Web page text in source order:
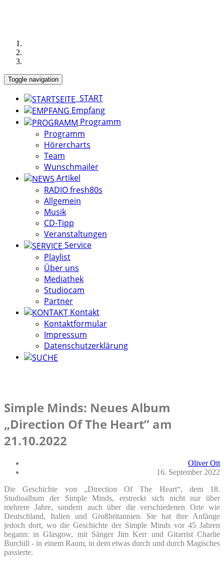
Toggle navigation
START
Empfang
Programm
Programm
Hörercharts
Team
Wunschmailer
Artikel
RADIO fresh80s
Allgemein
Musik
CD-Tipp
Veranstaltungen
Service
Playlist
Über uns
Mediathek
Studiocam
Partner
Kontakt
Kontaktformular
Impressum
Datenschutzerklärung
Simple Minds: Neues Album
„Direction Of The Heart” am
21.10.2022
Oliver Ott
16. September 2022
Die Geschichte von „Direction Of The Heart“, dem 18.
Studioalbum der Simple Minds, erstreckt sich nicht nur über
mehrere Jahre, sondern auch über die verschiedenen Orte wie
Deutschland, Italien und Großbritannien. Sie hat ihre Anfänge
jedoch dort, wo die Geschichte der Simple Minds vor 45 Jahren
begann: in Glasgow, mit Sänger Jim Kerr und Gitarrist Charlie
Burchill - in einem Raum, in dem etwas durch und durch Magisches
passierte.